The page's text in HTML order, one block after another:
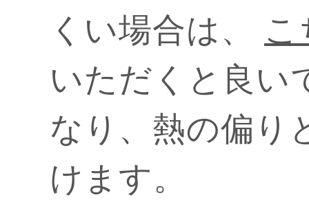
くい場合は、 こ
いただくと良い
なり、熱の偏り
けます。